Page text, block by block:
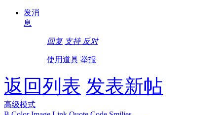
发消
息
回复 支持 反对
使用道具 举报
返回列表 发表新帖
高级模式